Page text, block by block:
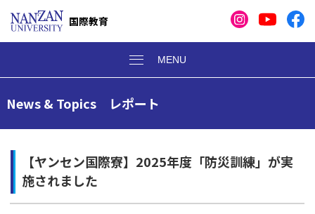
国際教育
News & Topics レポート
【ヤンセン国際寮】2025年度「防災訓練」が実
施されました